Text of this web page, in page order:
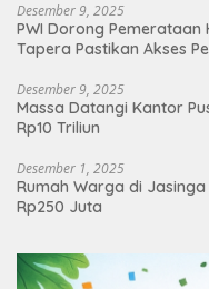
Desember 9, 2025
PWI Dorong
Tapera Pastikan Akses
Desember 9, 2025
Massa Datangi Kantor
Rp10 Triliun
Desember 1, 2025
Rumah Warga di
Rp250 Juta